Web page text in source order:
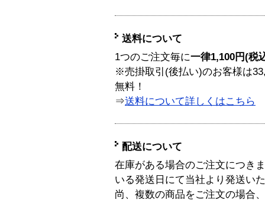
送料について
1つのご注文毎に一律1,100円(税
※売掛取引(後払い)のお客様は
無料！
⇒送料について詳しくはこちら
配送について
在庫がある場合のご注文につき
いる発送日にて当社より発送い
尚、複数の商品をご注文の場合